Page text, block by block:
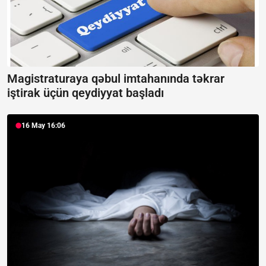
Magistraturaya qəbul imtahanında təkrar
iştirak üçün qeydiyyat başladı
16 May 16:06